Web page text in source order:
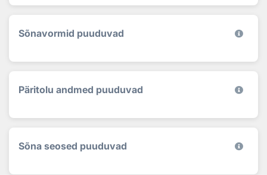
Sõnavormid puuduvad
Päritolu andmed puuduvad
Sõna seosed puuduvad